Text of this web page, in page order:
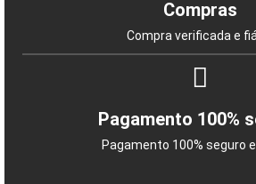
Compras
Compra verificada e
Pagamento 100%
Pagamento 100% seguro